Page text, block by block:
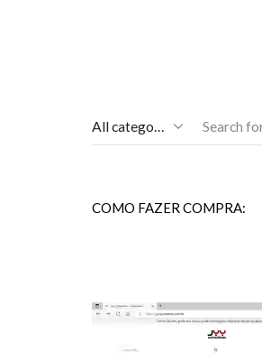
Entrada
COMO FAZER COMPRA: